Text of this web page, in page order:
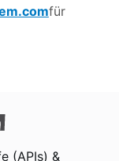
für
(APIs) &